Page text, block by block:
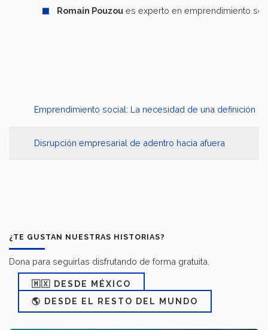
Romain Pouzou es experto en emprendimiento
Emprendimiento social: La necesidad de una definición
Disrupción empresarial de adentro hacia afuera
¿TE GUSTAN NUESTRAS HISTORIAS?
Dona para seguirlas disfrutando de forma gratuita.
🇲🇽 DESDE MÉXICO
🌎 DESDE EL RESTO DEL MUNDO